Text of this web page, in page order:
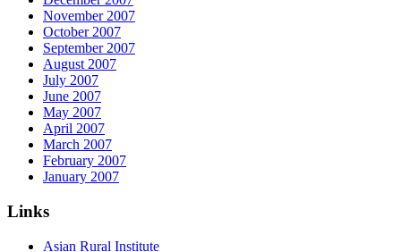
November 2007
October 2007
September 2007
August 2007
July 2007
June 2007
May 2007
April 2007
March 2007
February 2007
January 2007
Links
Asian Rural Institute